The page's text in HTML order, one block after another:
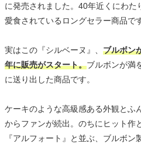
に発売されました。40年近くにわた
愛食されているロングセラー商品です
実はこの『シルベーヌ』、 ブルボン
年に販売がスタート。ブルボンが満
に送り出した商品です。
ケーキのような高級感ある外観とふ
からファンが続出。のちにヒット作
『アルフォート』と並ぶ、ブルボ